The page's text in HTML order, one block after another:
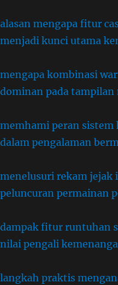
alasan mengapa fitur
menjadi kunci utama
mengapa kombinasi
dominan pada tampilan
memhami peran
dalam pengalaman
menelusuri rekam jejak
peluncuran permainan
dampak fitur runtuhan
nilai pengali
langkah praktis